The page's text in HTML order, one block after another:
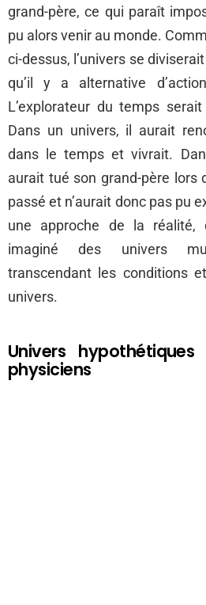
grand-père, ce qui paraît
pu alors venir au monde.
ci-dessus, l’univers se
qu’il y a alternative
L’explorateur du temps
Dans un univers, il aurait
dans le temps et vivrait.
aurait tué son grand-père lors
passé et n’aurait donc pas pu
une approche de la réalité,
imaginé des univers
transcendant les conditions
univers.
Univers
physiciens